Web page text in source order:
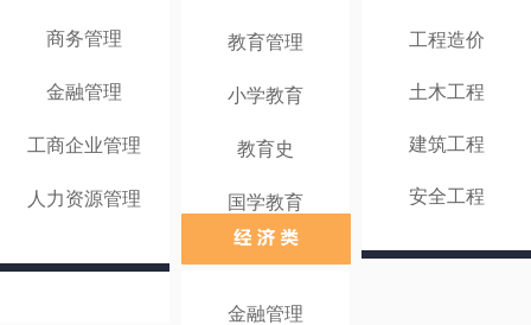
工程造价
土木工程
建筑工程
安全工程
教育管理
小学教育
教育史
国学教育
商务管理
金融管理
工商企业管理
人力资源管理
金融管理